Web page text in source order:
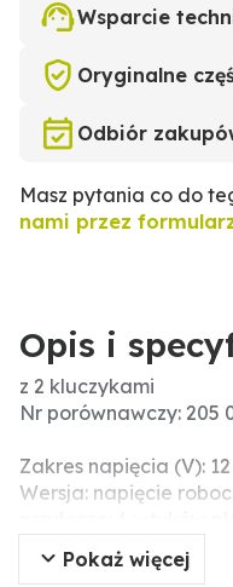
Wsparcie
Oryginalne
Odbiór
Masz pytania co do
nami przez
Opis i
z 2 kluczykami
Nr porównawczy: 205
Zakres napięcia (V):
Wersja: napięcie
cylinderek z ochroną
2 kluczyki (typ K30)
Pokaż więcej